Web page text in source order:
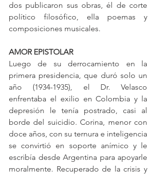
dos publicaron sus obras, él de corte
político filosófico, ella poemas y
composiciones musicales.
AMOR EPISTOLAR
Luego de su derrocamiento en la
primera presidencia, que duró solo un
año (1934-1935), el Dr. Velasco
enfrentaba el exilio en Colombia y la
depresión le tenía postrado, casi al
borde del suicidio. Corina, menor con
doce años, con su ternura e inteligencia
se convirtió en soporte anímico y le
escribía desde Argentina para apoyarle
moralmente. Recuperado de la crisis y